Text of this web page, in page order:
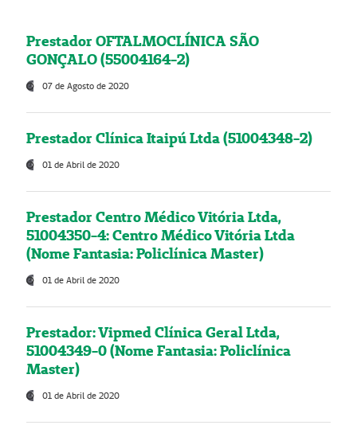
Prestador OFTALMOCLÍNICA SÃO
GONÇALO (55004164-2)
07 de Agosto de 2020
Prestador Clínica Itaipú Ltda (51004348-2)
01 de Abril de 2020
Prestador Centro Médico Vitória Ltda,
51004350-4: Centro Médico Vitória Ltda
(Nome Fantasia: Policlínica Master)
01 de Abril de 2020
Prestador: Vipmed Clínica Geral Ltda,
51004349-0 (Nome Fantasia: Policlínica
Master)
01 de Abril de 2020